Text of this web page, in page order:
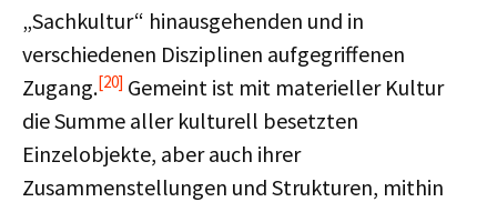
„Sachkultur“ hinausgehenden und in
verschiedenen Disziplinen aufgegriffenen
Zugang.[20] Gemeint ist mit materieller Kultur
die Summe aller kulturell besetzten
Einzelobjekte, aber auch ihrer
Zusammenstellungen und Strukturen, mithin